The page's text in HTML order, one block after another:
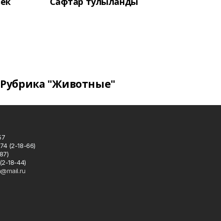
Рубрика "Животные"
(2-18-66)
18-44)